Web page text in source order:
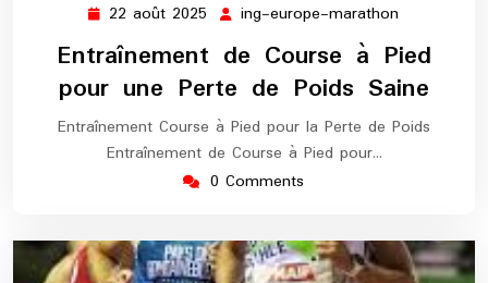
22 août 2025 22
août
2025
ing-europe-marathon
europe-
marathon
Entraînement de Course à Pied
pour une Perte de Poids Saine
Entraînement Course à Pied pour la Perte de Poids
Entraînement de Course à Pied pour…
0 Comments